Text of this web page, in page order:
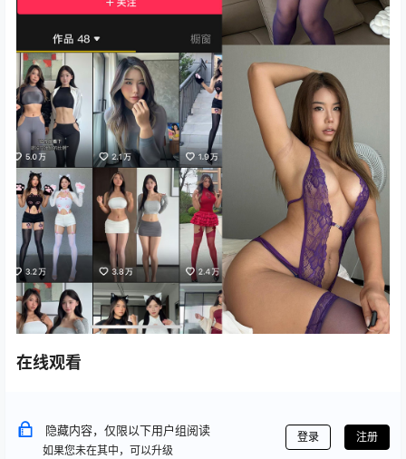
在线观看
隐藏内容，仅限以下用户组阅读
如果您未在其中，可以升级
登录 注册